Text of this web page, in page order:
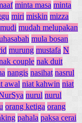
minta masa minta
miri miskin mizza
mudah melupakan
mula bosan
murung mustafa N
couple nak duit
nangis nasihat nasrul
awal niat kahwin niat
nurul nurul
orang ketiga orang
pahala paksa cerai